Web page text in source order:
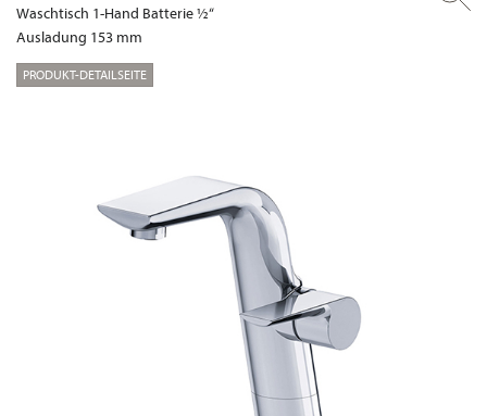
Waschtisch 1-Hand Batterie ½“
Ausladung 153 mm
PRODUKT-DETAILSEITE